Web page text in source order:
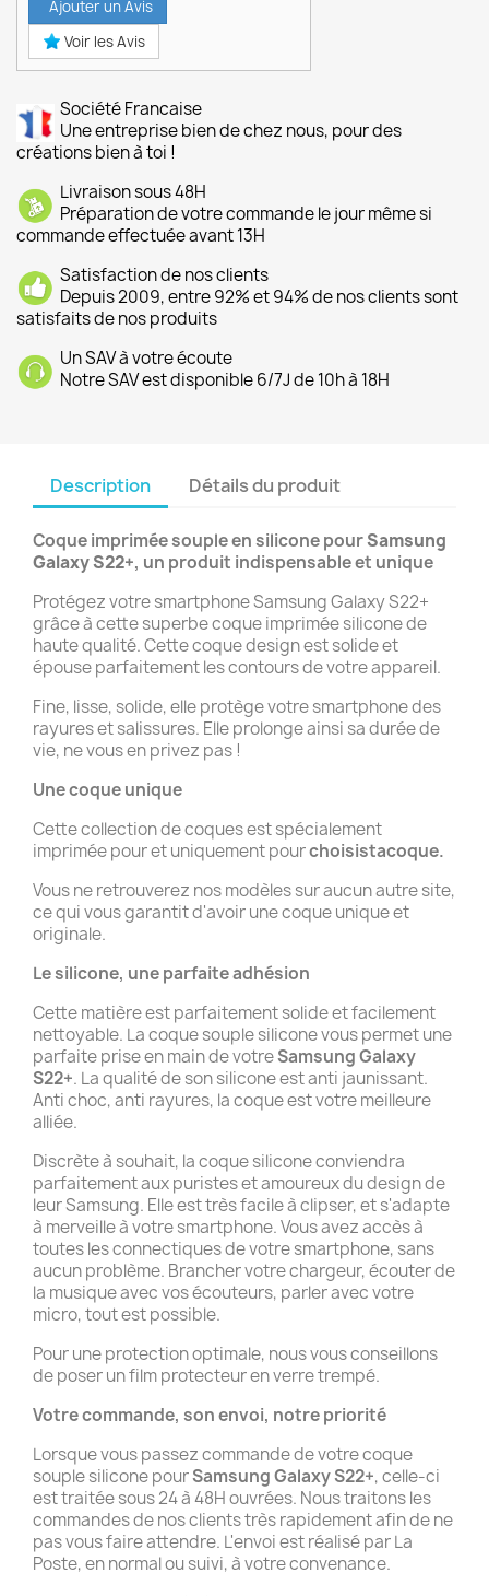
Ajouter un Avis
Voir les Avis
Société Francaise
Une entreprise bien de chez nous, pour des
créations bien à toi !
Livraison sous 48H
Préparation de votre commande le jour même si
commande effectuée avant 13H
Satisfaction de nos clients
Depuis 2009, entre 92% et 94% de nos clients sont
satisfaits de nos produits
Un SAV à votre écoute
Notre SAV est disponible 6/7J de 10h à 18H
Description Détails du produit
Coque imprimée souple en silicone pourSamsung
Galaxy S22+, un produit indispensable et unique
Protégez votre smartphone Samsung Galaxy S22+
grâce à cette superbe coque imprimée silicone de
haute qualité. Cette coque design est solide et
épouse parfaitement les contours de votre appareil.
Fine, lisse, solide, elle protège votre smartphone des
rayures et salissures. Elle prolonge ainsi sa durée de
vie, ne vous en privez pas !
Une coque unique
Cette collection de coques est spécialement
imprimée pour et uniquement pourchoisistacoque.
Vous ne retrouverez nos modèles sur aucun autre site,
ce qui vous garantit d'avoir une coque unique et
originale.
Le silicone, une parfaite adhésion
Cette matière est parfaitement solide et facilement
nettoyable. La coque souple silicone vous permet une
parfaite prise en main de votreSamsung Galaxy
S22+. La qualité de son silicone est anti jaunissant.
Anti choc, anti rayures, la coque est votre meilleure
alliée.
Discrète à souhait, la coque silicone conviendra
parfaitement aux puristes et amoureux du design de
leur Samsung. Elle est très facile à clipser, et s'adapte
à merveille à votre smartphone. Vous avez accès à
toutes les connectiques de votre smartphone, sans
aucun problème. Brancher votre chargeur, écouter de
la musique avec vos écouteurs, parler avec votre
micro, tout est possible.
Pour une protection optimale, nous vous conseillons
de poser un film protecteur en verre trempé.
Votre commande, son envoi, notre priorité
Lorsque vous passez commande de votre coque
souple silicone pourSamsung Galaxy S22+, celle-ci
est traitée sous 24 à 48H ouvrées. Nous traitons les
commandes de nos clients très rapidement afin de ne
pas vous faire attendre. L'envoi est réalisé par La
Poste, en normal ou suivi, à votre convenance.